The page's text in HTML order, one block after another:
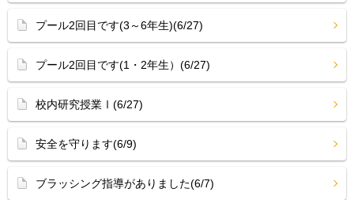
プール2回目です(3～6年生)(6/27)
プール2回目です(1・2年生）(6/27)
校内研究授業Ⅰ(6/27)
安全を守ります(6/9)
ブラッシング指導がありました(6/7)